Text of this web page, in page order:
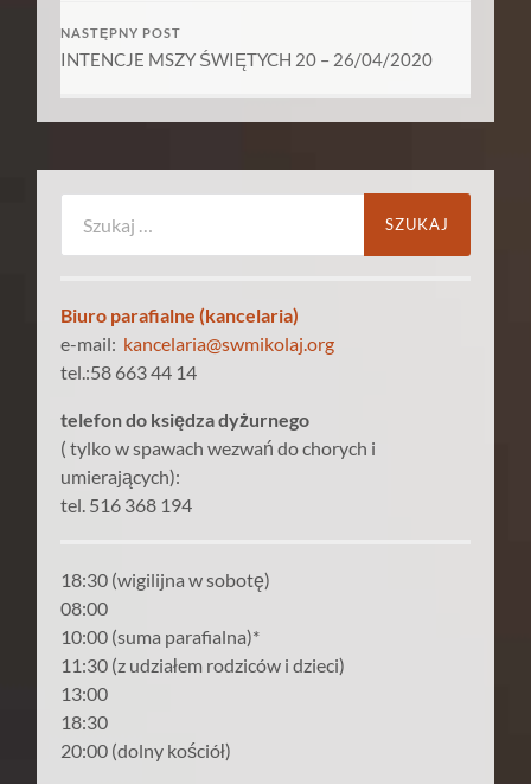
NASTĘPNY POST
INTENCJE MSZY ŚWIĘTYCH 20 – 26/04/2020
Biuro parafialne (kancelaria)
e-mail: kancelaria@swmikolaj.org
tel.:58 663 44 14
telefon do księdza dyżurnego
( tylko w spawach wezwań do chorych i
umierających):
tel. 516 368 194
18:30 (wigilijna w sobotę)
08:00
10:00 (suma parafialna)*
11:30 (z udziałem rodziców i dzieci)
13:00
18:30
20:00 (dolny kościół)